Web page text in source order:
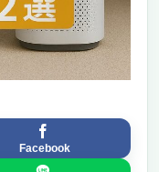
Facebook